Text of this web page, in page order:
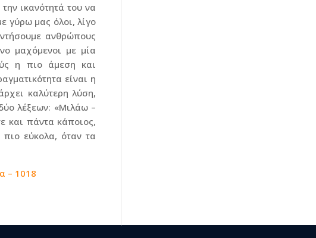
ικανότητά του να
γύρω μας όλοι, λίγο
ανθρώπους
μαχόμενοι με μία
η πιο άμεση και
είναι η
καλύτερη λύση,
λέξεων: «Μιλάω –
και πάντα κάποιος,
πιο εύκολα, όταν τα
– 1018